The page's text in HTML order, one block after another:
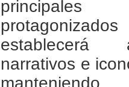
principales
establecerá
narrativos e